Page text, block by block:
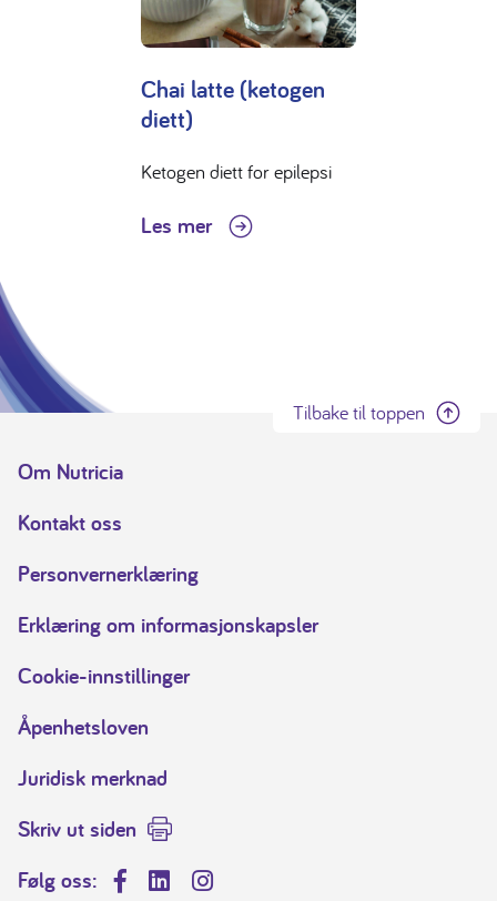
Chai latte (ketogen
diett)
Ketogen diett for epilepsi
Les mer
Tilbake til toppen
Om Nutricia
Kontakt oss
Personvernerklæring
Erklæring om informasjonskapsler
Cookie-innstillinger
Åpenhetsloven
Juridisk merknad
Skriv ut siden
Følg oss: